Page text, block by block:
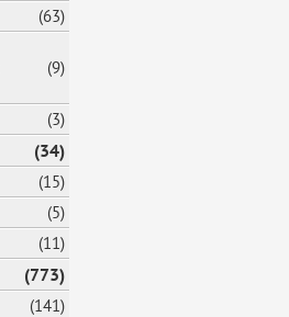
(63)
(9)
(3)
(34)
(15)
(5)
(11)
(773)
(141)